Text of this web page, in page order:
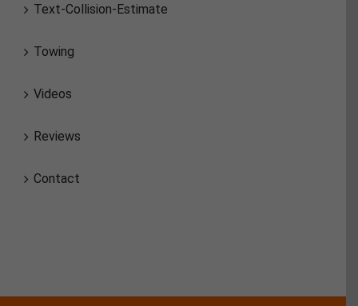
Text-Collision-Estimate
Towing
Videos
Reviews
Contact